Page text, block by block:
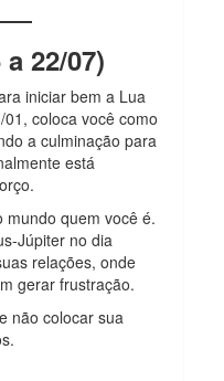
22/07)
iniciar bem a Lua
coloca você como
a culminação para
está
mundo quem você é.
Júpiter no dia
relações, onde
gerar frustração.
não colocar sua